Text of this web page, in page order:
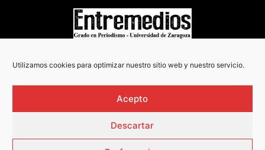
Utilizamos cookies para optimizar nuestro sitio web y nuestro servicio.
Acepto
Descartar